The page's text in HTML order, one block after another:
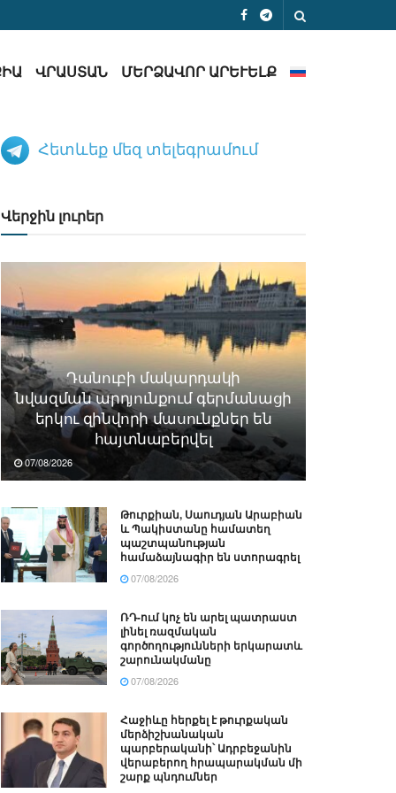
ՎՐԱՍՏԱՆ ՄԵՐՁԱՎՈՐ ԱՐԵՒԵԼՔ
Հետևեք մեզ տելեգրամում
Վերջին լուրեր
Դանուբի մակարդակի
նվազման արդյունքում գերմանացի
երկու զինվորի մասունքներ են
հայտնաբերվել
07/08/2026
Թուրքիան, Սաուդյան Արաբիան
և Պակիստանը համատեղ
պաշտպանության
համաձայնագիր են ստորագրել
07/08/2026
ՌԴ-ում կոչ են արել պատրաստ
լինել ռազմական
գործողությունների երկարատև
շարունակմանը
07/08/2026
Հաջիևը հերքել է թուրքական
մերձիշխանական
պարբերականի՝ Ադրբեջանին
վերաբերող հրապարակման մի
շարք պնդումներ